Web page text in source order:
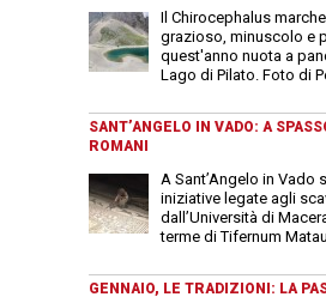
Il Chirocephalus
grazioso, minuscolo e
quest'anno nuota a
Lago di Pilato. Foto di
SANT’ANGELO IN VADO: A
ROMANI
A Sant’Angelo in Vado
iniziative legate agli
dall’Università di
terme di Tifernum
GENNAIO, LE TRADIZIONI: LA